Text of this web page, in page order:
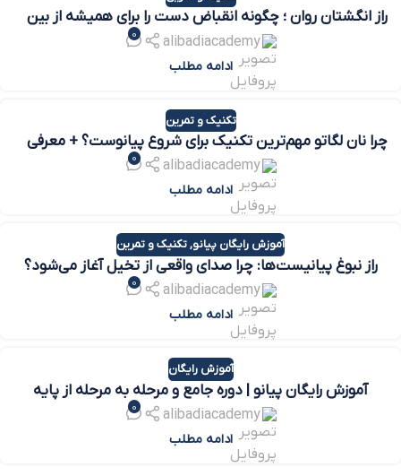
راز انگشتان روان ؛ چگونه انقباض دست را برای همیشه از بین
alibadiacademy
0
ادامه مطلب
تکنیک و تمرین
چرا نان‌ لگاتو مهم‌ترین تکنیک برای شروع پیانوست؟ + معرفی
alibadiacademy
0
ادامه مطلب
آموزش رایگان پیانو,تکنیک و تمرین
راز نبوغ پیانیست‌ها: چرا صدای واقعی از تخیل آغاز می‌شود؟
alibadiacademy
0
ادامه مطلب
آموزش رایگان
آموزش رایگان پیانو | دوره جامع و مرحله‌ به‌ مرحله از پایه
alibadiacademy
0
ادامه مطلب